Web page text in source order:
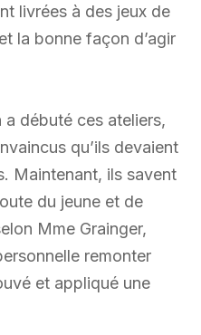
livrées à des jeux de
la bonne façon d’agir
a débuté ces ateliers,
qu’ils devaient
Maintenant, ils savent
du jeune et de
Mme Grainger,
remonter
et appliqué une